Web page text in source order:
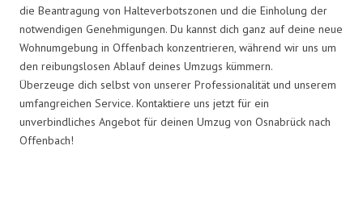
die Beantragung von Halteverbotszonen und die Einholung der
notwendigen Genehmigungen. Du kannst dich ganz auf deine neue
Wohnumgebung in Offenbach konzentrieren, während wir uns um
den reibungslosen Ablauf deines Umzugs kümmern.
Überzeuge dich selbst von unserer Professionalität und unserem
umfangreichen Service. Kontaktiere uns jetzt für ein
unverbindliches Angebot für deinen Umzug von Osnabrück nach
Offenbach!